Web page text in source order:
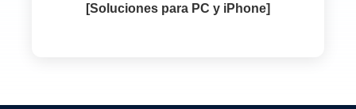
[Soluciones para PC y iPhone]